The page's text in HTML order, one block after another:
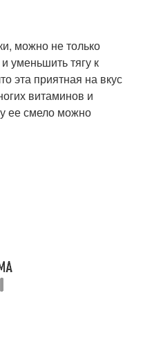
можно не только
уменьшить тягу к
эта приятная на вкус
витаминов и
ее смело можно